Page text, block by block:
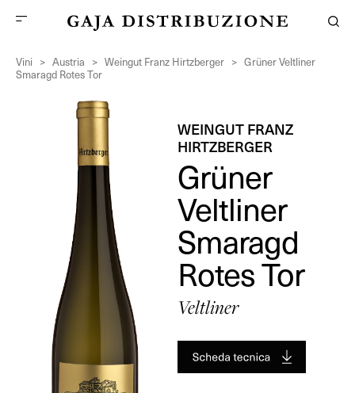
Vini > Austria > Weingut Franz Hirtzberger > Grüner Veltliner
Smaragd Rotes Tor
WEINGUT FRANZ
HIRTZBERGER
Grüner
Veltliner
Smaragd
Rotes Tor
Veltliner